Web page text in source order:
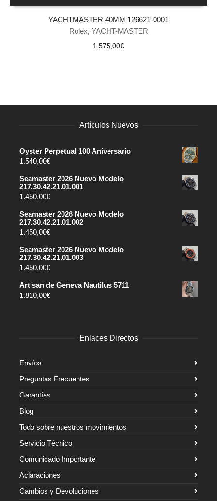
YACHTMASTER 40MM 126621-0001
Rolex, YACHT-MASTER
1.575,00€
Artículos Nuevos
Oyster Perpetual 100 Aniversario
1.540,00€
Seamaster 2026 Nuevo Modelo
217.30.42.21.01.001
1.450,00€
Seamaster 2026 Nuevo Modelo
217.30.42.21.01.002
1.450,00€
Seamaster 2026 Nuevo Modelo
217.30.42.21.01.003
1.450,00€
Artisan de Geneva Nautilus 5711
1.810,00€
Enlaces Directos
Envíos
Preguntas Frecuentes
Garantías
Blog
Todo sobre nuestros movimientos
Servicio Técnico
Comunicado Importante
Aclaraciones
Cambios y Devoluciones